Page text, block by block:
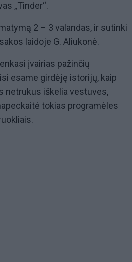
„Tinder“.
2 – 3 valandas, ir sutinki
laidoje G. Aliukonė.
įvairias pažinčių
esame girdėję istorijų, kaip
netrukus iškelia vestuves,
tokias programėles